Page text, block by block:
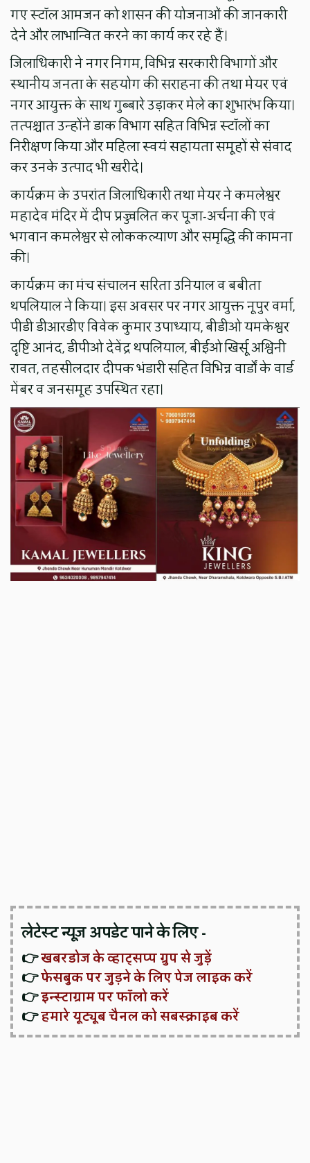
गए स्टॉल आमजन को शासन की योजनाओं की जानकारी
देने और लाभान्वित करने का कार्य कर रहे हैं।
जिलाधिकारी ने नगर निगम, विभिन्न सरकारी विभागों और
स्थानीय जनता के सहयोग की सराहना की तथा मेयर एवं
नगर आयुक्त के साथ गुब्बारे उड़ाकर मेले का शुभारंभ किया।
तत्पश्चात उन्होंने डाक विभाग सहित विभिन्न स्टॉलों का
निरीक्षण किया और महिला स्वयं सहायता समूहों से संवाद
कर उनके उत्पाद भी खरीदे।
कार्यक्रम के उपरांत जिलाधिकारी तथा मेयर ने कमलेश्वर
महादेव मंदिर में दीप प्रज्ज्वलित कर पूजा-अर्चना की एवं
भगवान कमलेश्वर से लोककल्याण और समृद्धि की कामना
की।
कार्यक्रम का मंच संचालन सरिता उनियाल व बबीता
थपलियाल ने किया। इस अवसर पर नगर आयुक्त नूपुर वर्मा,
पीडी डीआरडीए विवेक कुमार उपाध्याय, बीडीओ यमकेश्वर
दृष्टि आनंद, डीपीओ देवेंद्र थपलियाल, बीईओ खिर्सू अश्विनी
रावत, तहसीलदार दीपक भंडारी सहित विभिन्न वार्डों के वार्ड
मेंबर व जनसमूह उपस्थित रहा।
लेटेस्ट न्यूज़ अपडेट पाने के लिए -
👉खबरडोज के व्हाट्सप्प ग्रुप से जुड़ें
👉फेसबुक पर जुड़ने के लिए पेज लाइक करें
👉इन्स्टाग्राम पर फॉलो करें
👉हमारे यूट्यूब चैनल को सबस्क्राइब करें